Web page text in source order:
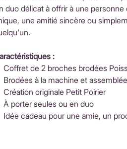
duo délicat à offrir à une
une amitié sincère ou
:
Coffret de 2 broches brodées
Brodées à la machine et
Création originale Petit Poirier
À porter seules ou en duo
Idée cadeau pour une amie, un